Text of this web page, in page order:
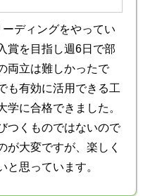
ディングをやってい
賞を目指し週6日で部
両立は難しかったで
も有効に活用できる工
学に合格できました。
つくものではないので
が大変ですが、楽しく
と思っています。